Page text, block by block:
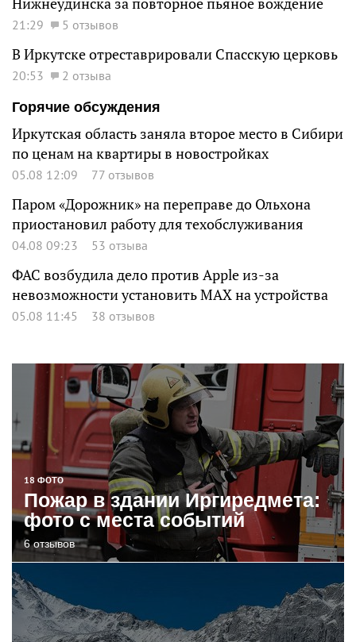
21:29 5 отзывов
В Иркутске отреставрировали Спасскую церковь
20:53
2 отзыва
Горячие обсуждения
Иркутская область заняла второе место в Сибири
по ценам на квартиры в новостройках
05.08 12:09 77 отзывов
Паром «Дорожник» на переправе до Ольхона
приостановил работу для техобслуживания
04.08 09:23 53 отзыва
ФАС возбудила дело против Apple из-за
невозможности установить MAX на устройства
05.08 11:45 38 отзывов
18 ФОТО
Пожар в здании Иргиредмета:
фото с места событий
6 отзывов